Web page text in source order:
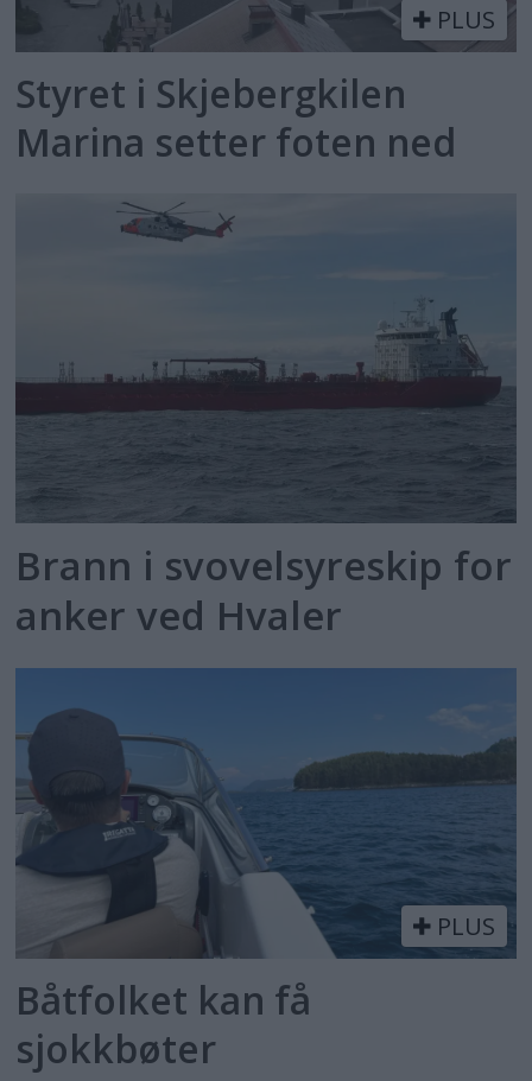
PLUS
Styret i Skjebergkilen
Marina setter foten ned
Brann i svovelsyreskip for
anker ved Hvaler
PLUS
Båtfolket kan få
sjokkbøter